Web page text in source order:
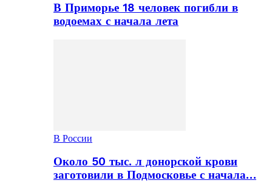
В Приморье 18 человек погибли в
водоемах с начала лета
В России
Около 50 тыс. л донорской крови
заготовили в Подмосковье с начала…